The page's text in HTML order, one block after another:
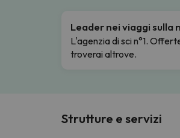
Leader nei viaggi sulla
L'agenzia di sci n°1.
troverai altrove.
Strutture e servizi